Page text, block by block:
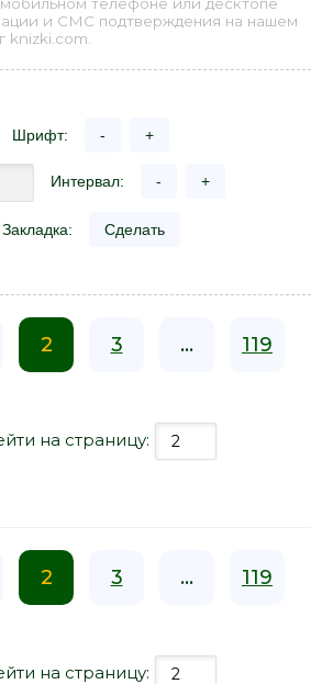
и СМС подтверждения на нашем
knizki.com.
Шрифт: - +
Интервал: - +
Закладка: Сделать
2 3 ... 119
на страницу:
2 3 ... 119
на страницу: